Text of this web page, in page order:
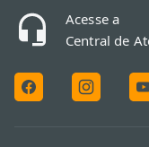
Acesse a
Central de